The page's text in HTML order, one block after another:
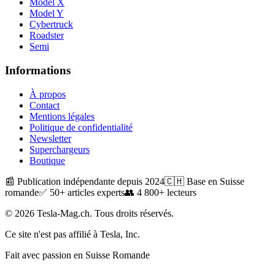
Model X
Model Y
Cybertruck
Roadster
Semi
Informations
À propos
Contact
Mentions légales
Politique de confidentialité
Newsletter
Superchargeurs
Boutique
📰 Publication indépendante depuis 2024🇨🇭 Base en Suisse
romande✅ 50+ articles experts👥 4 800+ lecteurs
© 2026 Tesla-Mag.ch. Tous droits réservés.
Ce site n'est pas affilié à Tesla, Inc.
Fait avec passion en Suisse Romande